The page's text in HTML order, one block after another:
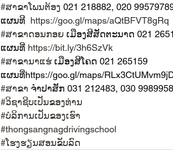
#ສາຂາໂພນຕ້ອງ 021 218882, 020
ແຜນທີ https://goo.gl/maps/aQtBFVT8gRq
#ສາຂາດອນກອຍ ເມືອງສີສັດຕະນາດ 021
ແຜນທີ່ https://bit.ly/3h6SzVk
#ສາຂານາແຮ່ ເມືອງສີໂຄດ 021 265159
ແຜນທີ່https://goo.gl/maps/
#ສາຂາ ຈໍາປາສັກ 031 212483, 030 9989958
#ວິຊາຊີບເປັນຂອງທ່ານ
#ບໍລິການເປັນຂອງເຮົາ
#thongsangnagdrivingschool
#ໂຮງຮຽນສອນຂັບລົດ